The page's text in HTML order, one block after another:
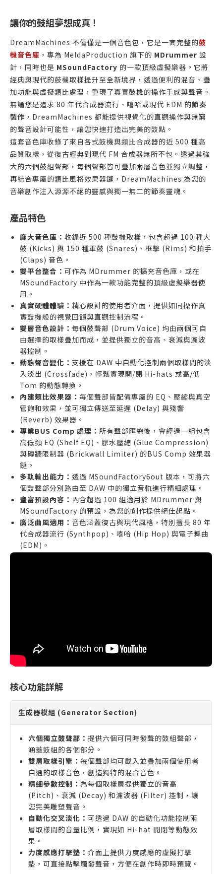
讓你的鼓組夢想成真！
DreamMachines 不僅僅是一個音色包，它是一套完整的鼓
機音色庫 ，專為 MeldaProduction 旗下的 MDrummer 設
計，同時也是 MSoundFactory 的一款頂級虛擬樂器。它將
經典與現代的鼓機取樣提升至全新境界，透過便利的混音、疊
加功能與虛擬類比處理，重現了真實鼓機的操作手感與聲音。
無論您是追求 80 年代合成器流行、嘻哈或現代 EDM 的節奏
製作 ，DreamMachines 都能提供視覺化的直觀操作與無窮
的聲音設計可能性，讓您快速打造出完美的鼓點。
這套音色庫收錄了來自各式鼓機與類比合成器的近 500 種高
品質取樣，從復古經典到現代 FM 合成器無所不包。透過其強
大的六個鼓組聲部，每個聲部皆可疊加兩層音色並獨立調整，
再結合專屬的類比風格效果器鏈，DreamMachines 為您的
音樂創作注入源源不絕的靈感與獨一無二的節奏靈魂。
產品特色
龐大音色庫： 收錄近 500 種鼓機取樣，包含超過 100 種大
鼓 (Kicks) 與 150 種軍鼓 (Snares)、框擊 (Rims) 和拍手
(Claps) 音色。
雙平台整合： 可作為 MDrummer 的擴充音色庫，或在
MSoundFactory 中作為一款功能完整的頂級虛擬樂器使
用。
真實硬體體驗： 精心設計的使用者介面，提供如同操作真
實鼓機般的視覺回饋與直觀控制流程。
雙層音色設計： 每個鼓聲部 (Drum Voice) 均由兩個可自
由選擇的取樣疊加而成，並提供獨立的音高、衰減與濾波
器控制。
動態聲音變化： 支援在 DAW 中自動化控制兩個取樣間的淡
入淡出 (Crossfade)，輕鬆實現開/閉 Hi-hats 或高/低
Tom 的動態轉換。
內建類比效果器： 每個聲部皆配備專屬的 EQ、壓縮與真空
管飽和效果，並可獨立傳送至延遲 (Delay) 與殘響
(Reverb) 效果器。
專業BUS Comp 處理： 所有聲部匯總後，會經過一組包含
高低頻 EQ (Shelf EQ)、膠水壓縮 (Glue Compression)
與磚牆限制器 (Brickwall Limiter) 的BUS Comp 效果器
鏈。
多軌輸出能力： 透過 MSoundFactory6out 版本，可將六
個鼓聲部分別路由至 DAW 中的獨立音軌進行精細處理。
豐富預設內容： 內含超過 100 組適用於 MDrummer 與
MSoundFactory 的預設，為您的創作提供絕佳起點。
廣泛曲風適用： 音色涵蓋復古與現代風格，特別擅長 80 年
代合成器流行 (Synthpop)、嘻哈 (Hip Hop) 與電子舞曲
(EDM)。
核心功能詳解
生成器模組 (Generator Section)
六個獨立鼓聲部： 提供六個可同時發聲的鼓組聲部，
涵蓋鼓組的各個部分。
雙層取樣引擎： 每個聲部均可載入並疊加兩個使用者
自選的取樣音色，創造獨特的混合音色。
精細參數控制： 為每個取樣層提供獨立的音高
(Pitch)、衰減 (Decay) 和濾波器 (Filter) 控制，讓
您完美雕塑聲音。
自動化交叉淡化： 可透過 DAW 的自動化功能控制兩
層取樣間的音量比例，實現如 Hi-hat 開閉等動態效
果。
力度感應打擊墊： 介面上提供力度感應的虛擬打擊
墊，可直接點擊觸發聲音，方便在創作時即時預覽。